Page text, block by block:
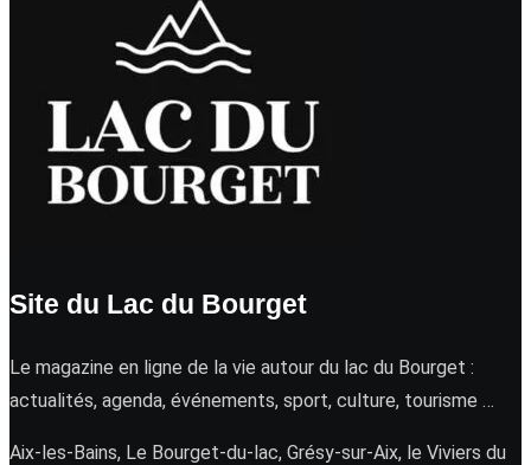
Site du Lac du Bourget
Le magazine en ligne de la vie autour du lac du Bourget :
actualités, agenda, événements, sport, culture, tourisme …
Aix-les-Bains, Le Bourget-du-lac, Grésy-sur-Aix, le Viviers du